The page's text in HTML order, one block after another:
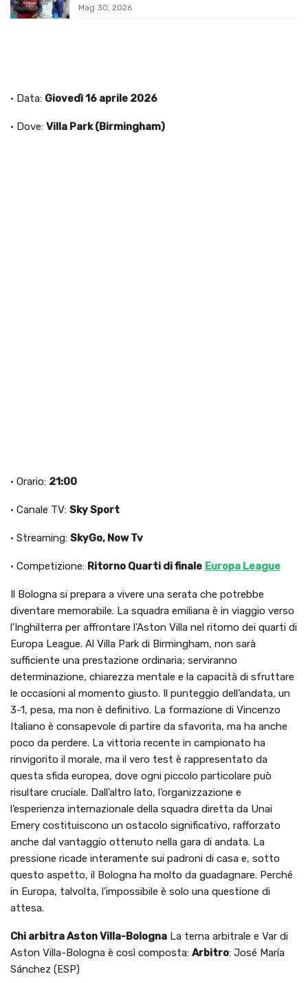
Mag 30, 2026
· Data: Giovedì 16 aprile 2026
· Dove: Villa Park (Birmingham)
· Orario: 21:00
· Canale TV: Sky Sport
· Streaming: SkyGo, Now Tv
· Competizione: Ritorno Quarti di finale Europa League
Il Bologna si prepara a vivere una serata che potrebbe
diventare memorabile. La squadra emiliana è in viaggio verso
l’Inghilterra per affrontare l’Aston Villa nel ritorno dei quarti di
Europa League. Al Villa Park di Birmingham, non sarà
sufficiente una prestazione ordinaria; serviranno
determinazione, chiarezza mentale e la capacità di sfruttare
le occasioni al momento giusto. Il punteggio dell’andata, un
3-1, pesa, ma non è definitivo. La formazione di Vincenzo
Italiano è consapevole di partire da sfavorita, ma ha anche
poco da perdere. La vittoria recente in campionato ha
rinvigorito il morale, ma il vero test è rappresentato da
questa sfida europea, dove ogni piccolo particolare può
risultare cruciale. Dall’altro lato, l’organizzazione e
l’esperienza internazionale della squadra diretta da Unai
Emery costituiscono un ostacolo significativo, rafforzato
anche dal vantaggio ottenuto nella gara di andata. La
pressione ricade interamente sui padroni di casa e, sotto
questo aspetto, il Bologna ha molto da guadagnare. Perché
in Europa, talvolta, l’impossibile è solo una questione di
attesa.
Chi arbitra Aston Villa-Bologna La terna arbitrale e Var di
Aston Villa-Bologna è così composta: Arbitro: José María
Sánchez (ESP)